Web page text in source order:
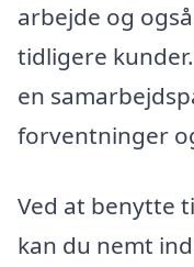
arbejde og
tidligere
en
forventninger
Ved at benytte
kan du nemt